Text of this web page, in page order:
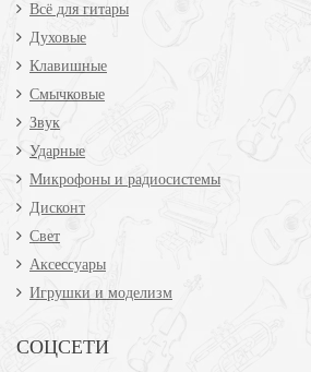
Всё для гитары
Духовые
Клавишные
Смычковые
Звук
Ударные
Микрофоны и радиосистемы
Дисконт
Свет
Аксессуары
Игрушки и моделизм
СОЦСЕТИ